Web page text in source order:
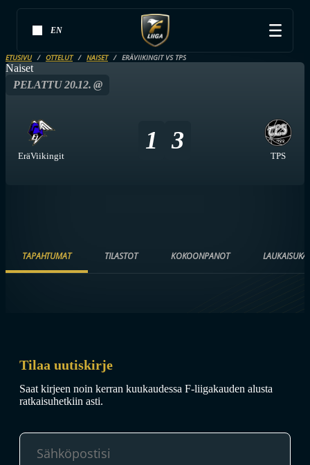
EN
ETUSIVU OTTELUT NAISET ERÄVIIKINGIT VS TPS
Naiset
PELATTU 20.12. @
EräViikingit
1 3
TPS
TAPAHTUMAT TILASTOT KOKOONPANOT
Tilaa uutiskirje
Saat kirjeen noin kerran kuukaudessa F-liigakauden alusta
ratkaisuhetkiin asti.